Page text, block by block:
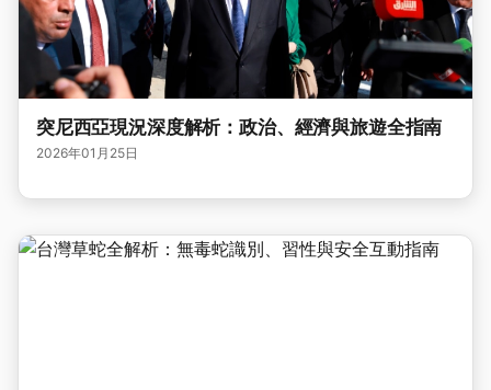
突尼西亞現況深度解析：政治、經濟與旅遊全指南
2026年01月25日